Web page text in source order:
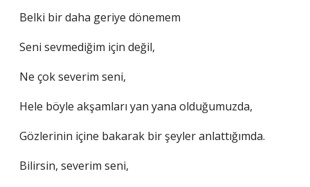
Belki bir daha geriye dönemem
Seni sevmediğim için değil,
Ne çok severim seni,
Hele böyle akşamları yan yana olduğumuzda,
Gözlerinin içine bakarak bir şeyler anlattığımda.
Bilirsin, severim seni,